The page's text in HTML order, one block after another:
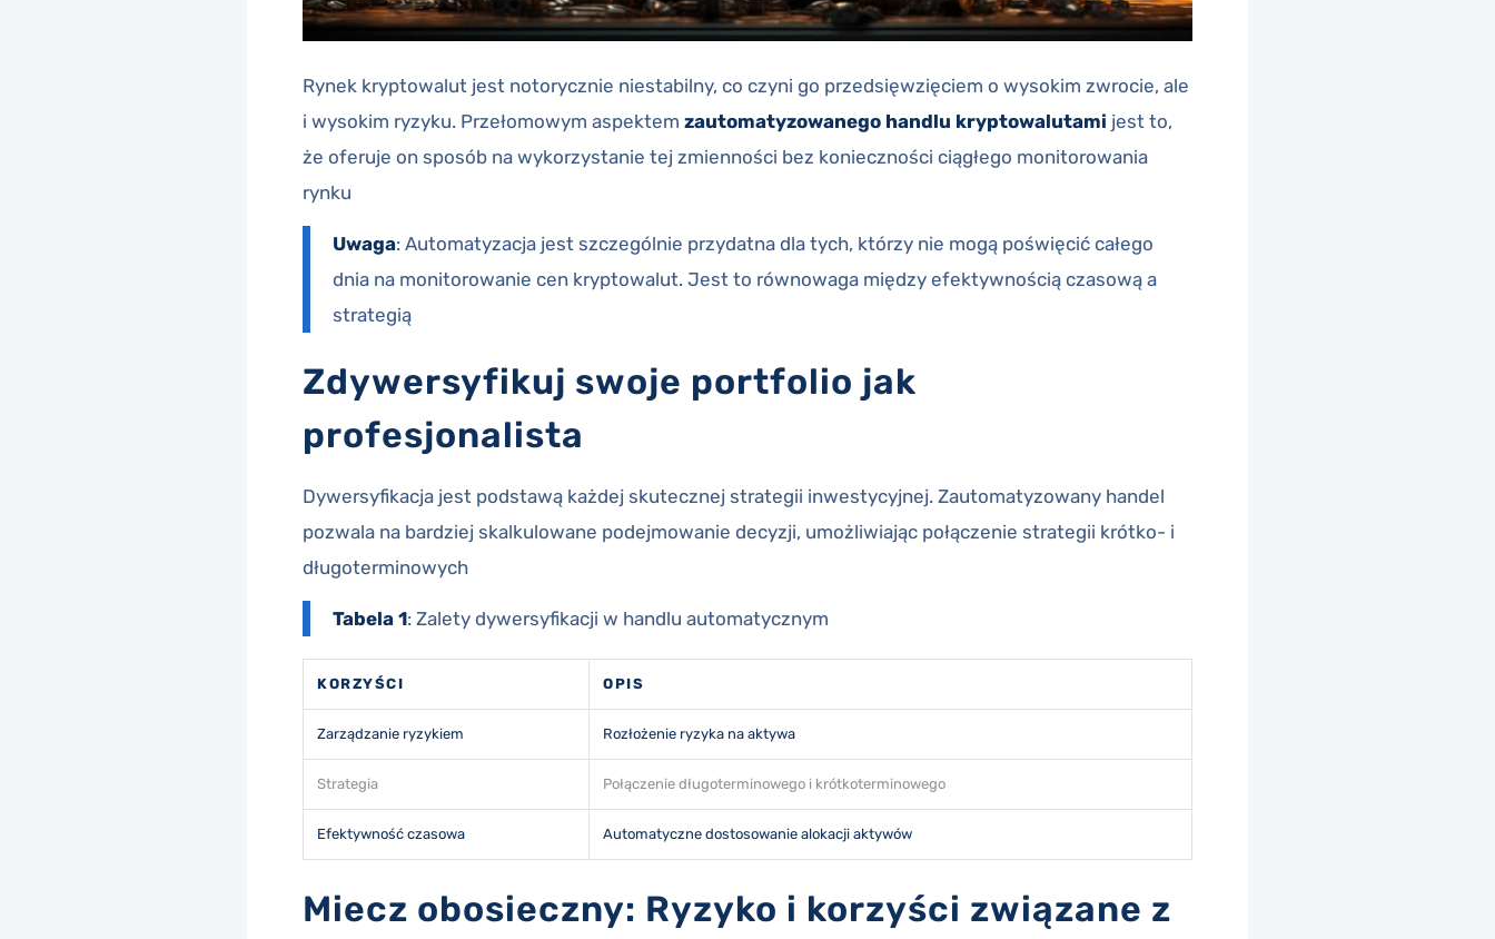
Rynek kryptowalut jest notorycznie niestabilny, co czyni go przedsięwzięciem o wysokim zwrocie, ale
i wysokim ryzyku. Przełomowym aspektem zautomatyzowanego handlu kryptowalutami jest to,
że oferuje on sposób na wykorzystanie tej zmienności bez konieczności ciągłego monitorowania
rynku
Uwaga: Automatyzacja jest szczególnie przydatna dla tych, którzy nie mogą poświęcić całego
dnia na monitorowanie cen kryptowalut. Jest to równowaga między efektywnością czasową a
strategią
Zdywersyfikuj swoje portfolio jak
profesjonalista
Dywersyfikacja jest podstawą każdej skutecznej strategii inwestycyjnej. Zautomatyzowany handel
pozwala na bardziej skalkulowane podejmowanie decyzji, umożliwiając połączenie strategii krótko- i
długoterminowych
Tabela 1: Zalety dywersyfikacji w handlu automatycznym
KORZYŚCI OPIS
Zarządzanie ryzykiem Rozłożenie ryzyka na aktywa
Strategia Połączenie długoterminowego i krótkoterminowego
Efektywność czasowa Automatyczne dostosowanie alokacji aktywów
Miecz obosieczny: Ryzyko i korzyści związane z